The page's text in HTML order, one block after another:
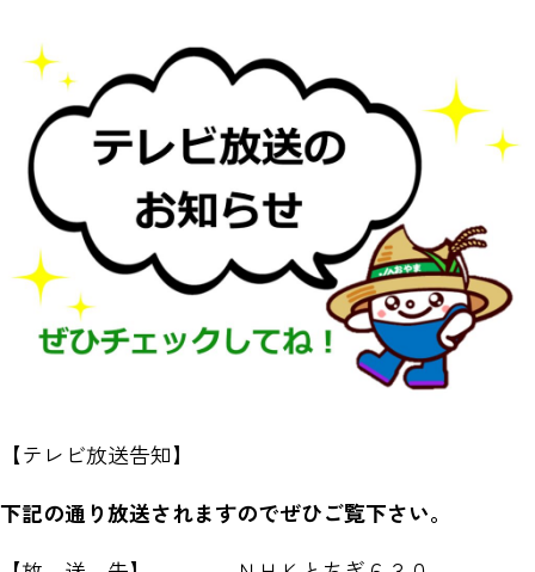
【テレビ放送告知】
下記の通り放送されますのでぜひご覧下さい。